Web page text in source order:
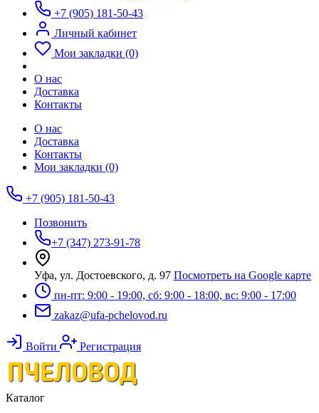
+7 (905) 181-50-43
Личный кабинет
Мои закладки (0)
О нас
Доставка
Контакты
О нас
Доставка
Контакты
Мои закладки (0)
+7 (905) 181-50-43
Позвонить
+7 (347) 273-91-78
Уфа, ул. Достоевского, д. 97 Посмотреть на Google карте
пн-пт: 9:00 - 19:00, сб: 9:00 - 18:00, вс: 9:00 - 17:00
zakaz@ufa-pchelovod.ru
Войти Регистрация
Каталог